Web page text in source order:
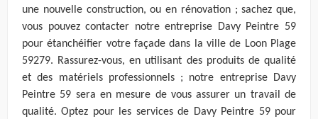
une nouvelle construction, ou en rénovation ; sachez que,
vous pouvez contacter notre entreprise Davy Peintre 59
pour étanchéifier votre façade dans la ville de Loon Plage
59279. Rassurez-vous, en utilisant des produits de qualité
et des matériels professionnels ; notre entreprise Davy
Peintre 59 sera en mesure de vous assurer un travail de
qualité. Optez pour les services de Davy Peintre 59 pour